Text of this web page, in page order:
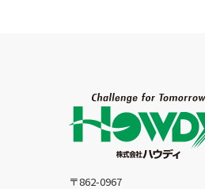
〒862-0967